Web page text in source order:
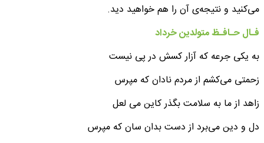
می‌کنید و نتیجه‌ی آن را هم خواهید دید.
فـال حـافـظ متولدین خرداد
به یکی جرعه که آزار کسش در پی نیست
زحمتی می‌کشم از مردم نادان که مپرس
زاهد از ما به سلامت بگذر کاین می لعل
دل و دین می‌برد از دست بدان سان که مپرس